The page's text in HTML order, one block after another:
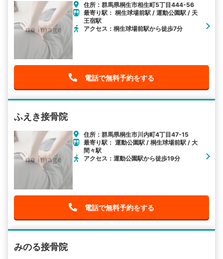
住所：群馬県桐生市相生町5丁目444-56
最寄り駅： 桐生球場前駅 / 運動公園駅 / 天
王宿駅
アクセス：桐生球場前駅から徒歩7分
電話で無料予約をする
ふえき接骨院
住所：群馬県桐生市川内町4丁目47-15
最寄り駅： 運動公園駅 / 桐生球場前駅 / 大
間々駅
アクセス：運動公園駅から徒歩19分
電話で無料予約をする
みのる接骨院